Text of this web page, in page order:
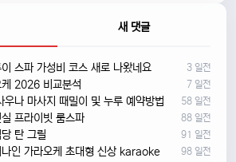
새 댓글
스파 가성비 코스 새로 나왔네요 3 일전
케 2026 비교분석 7 일전
우나 마사지 때밀이 및 누루 예약방법 58 일전
프라이빗 룸스파 88 일전
탄 그릴 91 일전
나인 가라오케 초대형 신상 karaoke 98 일전